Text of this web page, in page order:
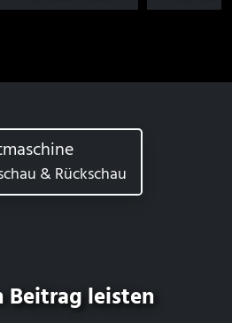
& Rückschau
Beitrag leisten